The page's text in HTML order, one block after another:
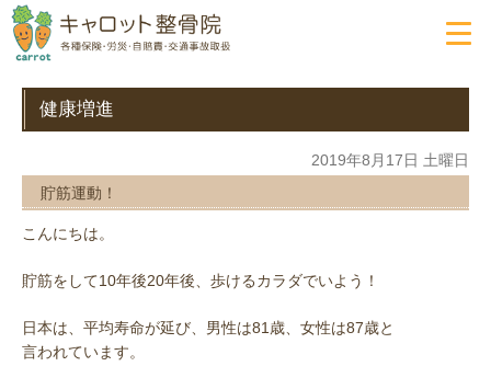
健康増進
2019年8月17日 土曜日
貯筋運動！
こんにちは。
貯筋をして10年後20年後、歩けるカラダでいよう！
日本は、平均寿命が延び、男性は81歳、女性は87歳と
言われています。